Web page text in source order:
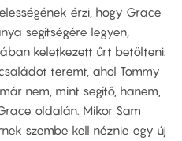
érzi, hogy Grace
segítségére legyen,
keletkezett űrt betölteni.
teremt, ahol Tommy
nem, mint segítő, hanem,
oldalán. Mikor Sam
szembe kell néznie egy új